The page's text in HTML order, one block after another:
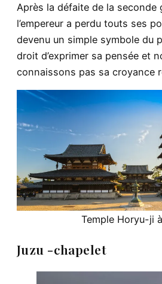
Après la défaite de la seconde
l’empereur a perdu touts ses
devenu un simple symbole du
droit d’exprimer sa pensée et
connaissons pas sa croyance
Temple Horyu-ji
Juzu -chapelet